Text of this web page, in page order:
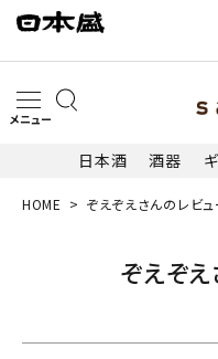
メニュー
日本酒 酒器
HOME ぞえぞえさんのレビュ
ぞえぞ